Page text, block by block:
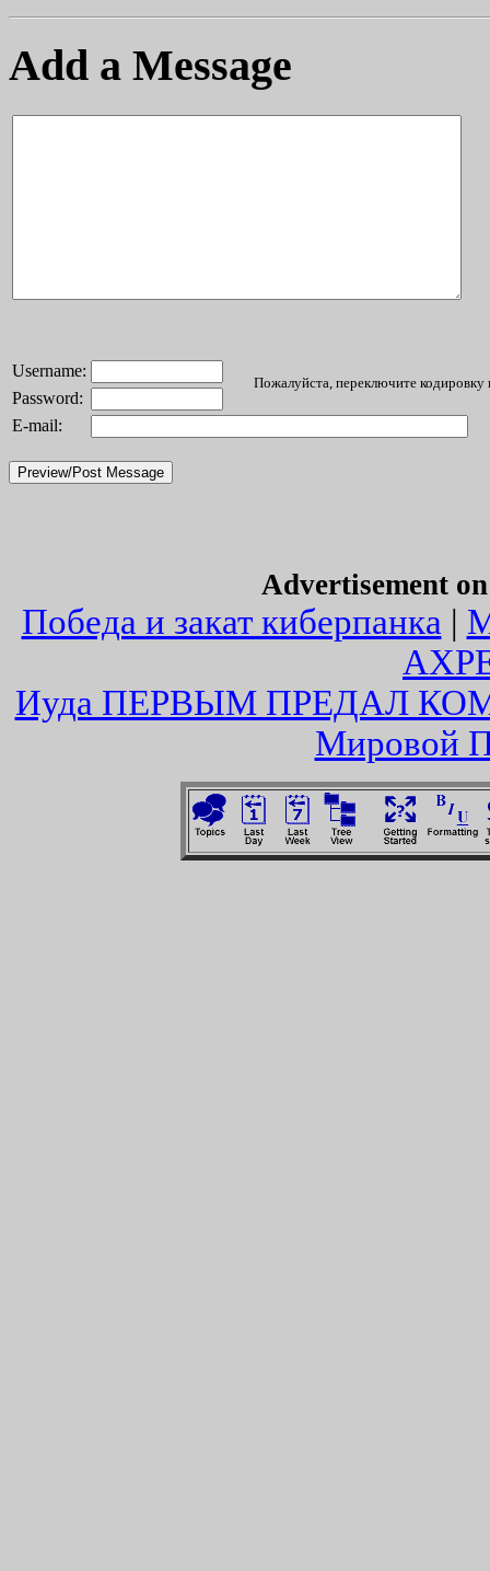
Add a Message
Пожалуйста, переключите кодировку
Username:
Password:
E-mail:
Advertisement
Победа и закат киберпанка |
Иуда ПЕРВЫМ ПРЕДАЛ
Мировой